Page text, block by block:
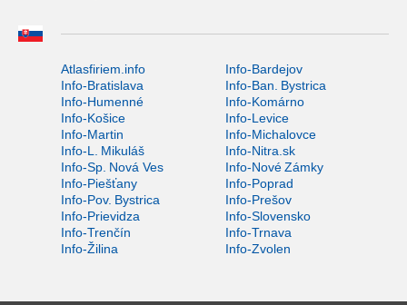
Atlasfiriem.info
Info-Bardejov
Info-Bratislava
Info-Ban. Bystrica
Info-Humenné
Info-Komárno
Info-Košice
Info-Levice
Info-Martin
Info-Michalovce
Info-L. Mikuláš
Info-Nitra.sk
Info-Sp. Nová Ves
Info-Nové Zámky
Info-Piešťany
Info-Poprad
Info-Pov. Bystrica
Info-Prešov
Info-Prievidza
Info-Slovensko
Info-Trenčín
Info-Trnava
Info-Žilina
Info-Zvolen